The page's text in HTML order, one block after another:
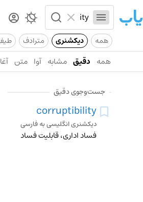
همه دیکشنری مترادف
همه دقیق مشابه آوا متن
جست‌وجوی دقیق
corruptibility
دیکشنری انگلیسی به فارسی
فساد اداری، قابلیت فساد